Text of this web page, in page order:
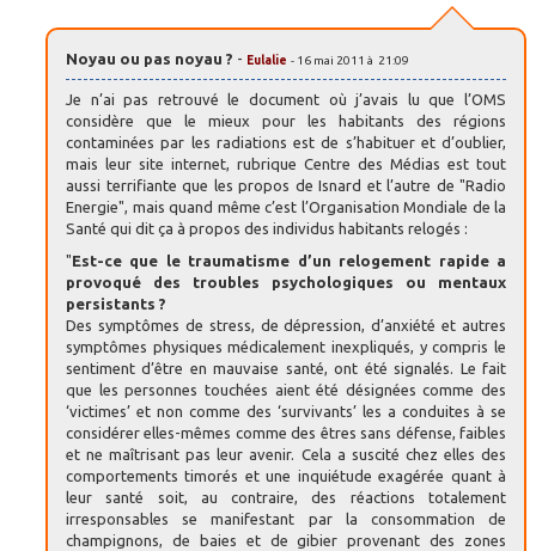
Noyau ou pas noyau ? - Eulalie - 16 mai 2011 à 21:09
Je n’ai pas retrouvé le document où j’avais lu que l’OMS
considère que le mieux pour les habitants des régions
contaminées par les radiations est de s’habituer et d’oublier,
mais leur site internet, rubrique Centre des Médias est tout
aussi terrifiante que les propos de Isnard et l’autre de "Radio
Energie", mais quand même c’est l’Organisation Mondiale de la
Santé qui dit ça à propos des individus habitants relogés :
"Est-ce que le traumatisme d’un relogement rapide a
provoqué des troubles psychologiques ou mentaux
persistants ?
Des symptômes de stress, de dépression, d’anxiété et autres
symptômes physiques médicalement inexpliqués, y compris le
sentiment d’être en mauvaise santé, ont été signalés. Le fait
que les personnes touchées aient été désignées comme des
‘victimes’ et non comme des ‘survivants’ les a conduites à se
considérer elles-mêmes comme des êtres sans défense, faibles
et ne maîtrisant pas leur avenir. Cela a suscité chez elles des
comportements timorés et une inquiétude exagérée quant à
leur santé soit, au contraire, des réactions totalement
irresponsables se manifestant par la consommation de
champignons, de baies et de gibier provenant des zones